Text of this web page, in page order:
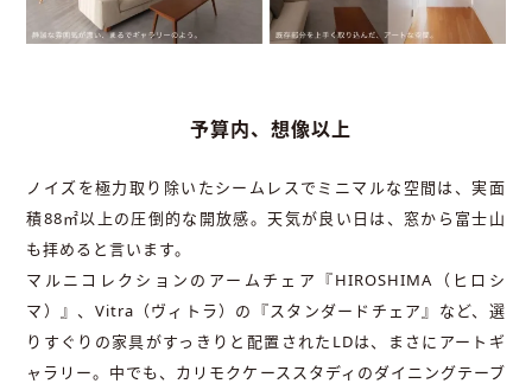
予算内、想像以上
ノイズを極力取り除いたシームレスでミニマルな空間は、実面
積88㎡以上の圧倒的な開放感。天気が良い日は、窓から富士山
も拝めると言います。
マルニコレクションのアームチェア『HIROSHIMA（ヒロシ
マ）』、Vitra（ヴィトラ）の『スタンダードチェア』など、選
りすぐりの家具がすっきりと配置されたLDは、まさにアートギ
ャラリー。中でも、カリモクケーススタディのダイニングテーブ